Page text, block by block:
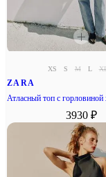
XS S M L
ZARA
Атласный топ с горловиной
3930 ₽